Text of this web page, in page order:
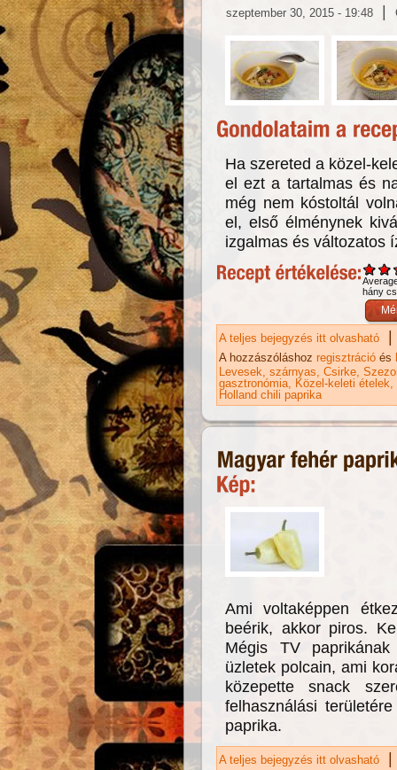
szeptember 30, 2015 - 19:48 |
Ha szereted a közel-
el ezt a tartalmas és
még nem kóstoltál
el, első élménynek
izgalmas és változatos
hány
A teljes bejegyzés itt olvasható |
A hozzászóláshoz regisztráció és
Levesek szárnyas Csirke
gasztronómia Közel-keleti ételek
Holland chili paprika
Ami voltaképpen
beérik, akkor piros.
Mégis TV
üzletek polcain, ami
közepette snack
felhasználási
paprika.
A teljes bejegyzés itt olvasható |